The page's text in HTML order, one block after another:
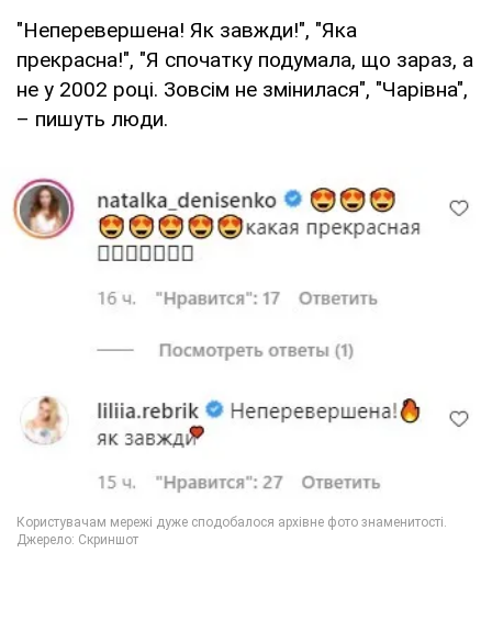
"Неперевершена! Як завжди!", "Яка
прекрасна!", "Я спочатку подумала, що зараз, а
не у 2002 році. Зовсім не змінилася", "Чарівна",
– пишуть люди.